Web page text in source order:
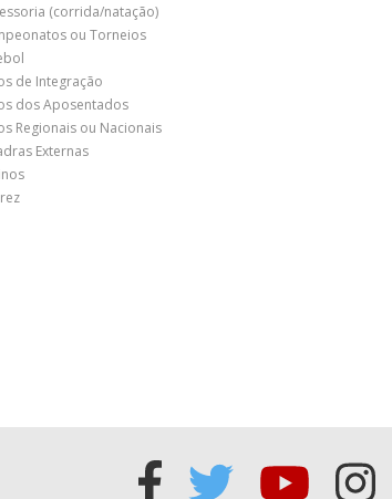
(corrida/natação)
ou Torneios
de Integração
dos Aposentados
Regionais ou Nacionais
Externas
Acessar
Acessar